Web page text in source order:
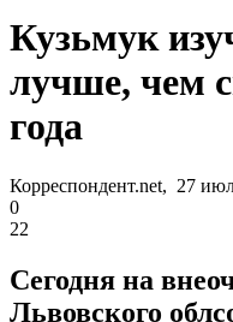
Кузьмук
лучше, чем
года
Корреспондент.net, 27
0
22
Сегодня на
Львовского